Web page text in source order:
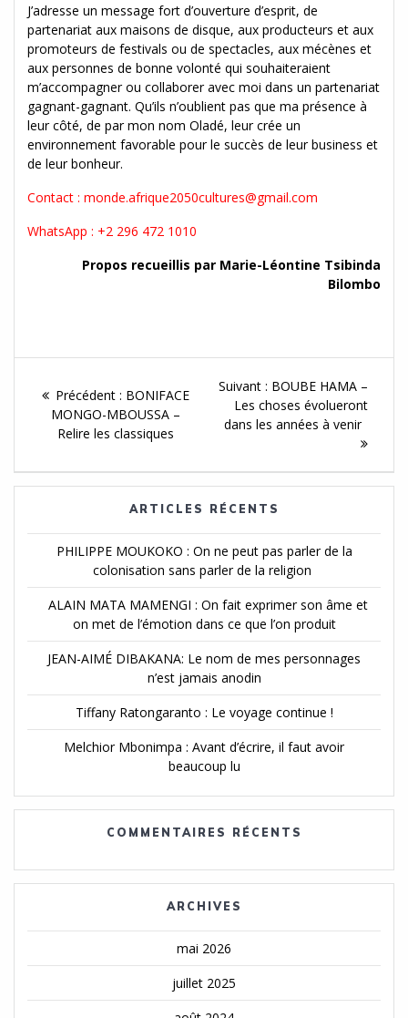
J’adresse un message fort d’ouverture d’esprit, de
partenariat aux maisons de disque, aux producteurs et aux
promoteurs de festivals ou de spectacles, aux mécènes et
aux personnes de bonne volonté qui souhaiteraient
m’accompagner ou collaborer avec moi dans un partenariat
gagnant-gagnant. Qu’ils n’oublient pas que ma présence à
leur côté, de par mon nom Oladé, leur crée un
environnement favorable pour le succès de leur business et
de leur bonheur.
Contact : monde.afrique2050cultures@gmail.com
WhatsApp : +2 296 472 1010
Propos recueillis par Marie-Léontine Tsibinda
Bilombo
Précédent : Article
précédent :
BONIFACE
MONGO-MBOUSSA –
Relire les classiques
Suivant : Article
Suivant :
BOUBE HAMA –
Les choses évolueront
dans les années à venir
ARTICLES RÉCENTS
PHILIPPE MOUKOKO : On ne peut pas parler de la
colonisation sans parler de la religion
ALAIN MATA MAMENGI : On fait exprimer son âme et
on met de l’émotion dans ce que l’on produit
JEAN-AIMÉ DIBAKANA: Le nom de mes personnages
n’est jamais anodin
Tiffany Ratongaranto : Le voyage continue !
Melchior Mbonimpa : Avant d’écrire, il faut avoir
beaucoup lu
COMMENTAIRES RÉCENTS
ARCHIVES
mai 2026
juillet 2025